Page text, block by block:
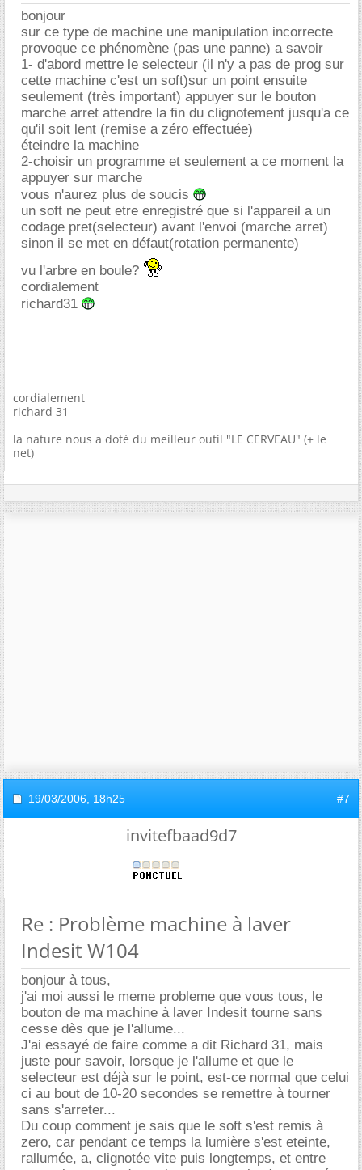
bonjour
sur ce type de machine une manipulation incorrecte
provoque ce phénomène (pas une panne) a savoir
1- d'abord mettre le selecteur (il n'y a pas de prog sur
cette machine c'est un soft)sur un point ensuite
seulement (très important) appuyer sur le bouton
marche arret attendre la fin du clignotement jusqu'a ce
qu'il soit lent (remise a zéro effectuée)
éteindre la machine
2-choisir un programme et seulement a ce moment la
appuyer sur marche
vous n'aurez plus de soucis
un soft ne peut etre enregistré que si l'appareil a un
codage pret(selecteur) avant l'envoi (marche arret)
sinon il se met en défaut(rotation permanente)
vu l'arbre en boule?
cordialement
richard31
cordialement
richard 31
la nature nous a doté du meilleur outil "LE CERVEAU" (+ le
net)
19/03/2006, 18h25 #7
invitefbaad9d7
Re : Problème machine à laver
Indesit W104
bonjour à tous,
j'ai moi aussi le meme probleme que vous tous, le
bouton de ma machine à laver Indesit tourne sans
cesse dès que je l'allume...
J'ai essayé de faire comme a dit Richard 31, mais
juste pour savoir, lorsque je l'allume et que le
selecteur est déjà sur le point, est-ce normal que celui
ci au bout de 10-20 secondes se remettre à tourner
sans s'arreter...
Du coup comment je sais que le soft s'est remis à
zero, car pendant ce temps la lumière s'est eteinte,
rallumée, a, clignotée vite puis longtemps, et entre